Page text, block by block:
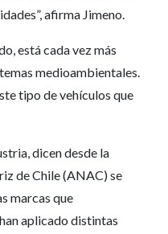
afirma Jimeno.
está cada vez más
medioambientales.
tipo de vehículos que
dicen desde la
de Chile (ANAC) se
marcas que
aplicado distintas